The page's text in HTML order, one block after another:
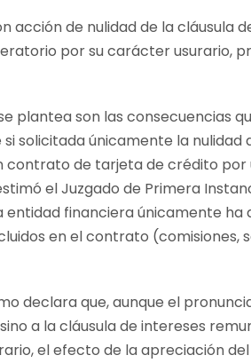
acción de nulidad de la cláusula
por su carácter usurario,
plantea son las consecuencias
solicitada únicamente la nulidad
de tarjeta de crédito por
el Juzgado de Primera
entidad financiera únicamente
en el contrato (comisiones,
declara que, aunque el
a la cláusula de intereses
el efecto de la apreciación